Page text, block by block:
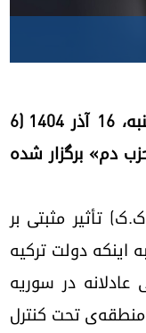
الهام احمد، مسئول روابط خارجی اداره‌ی خودمختار شمال و شرق سوریه، روز شنبه، ۱۶ آذر ۱۴۰۴ (۶
دم» برگزار شده
تأثیر مثبتی بر
اینکه دولت ترکیه
در سوریه
منطقه‌ی تحت کنترل